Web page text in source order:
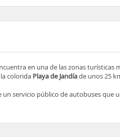
en una de las zonas turísticas
colorida Playa de Jandíade unos 25
un servicio público de autobuses que